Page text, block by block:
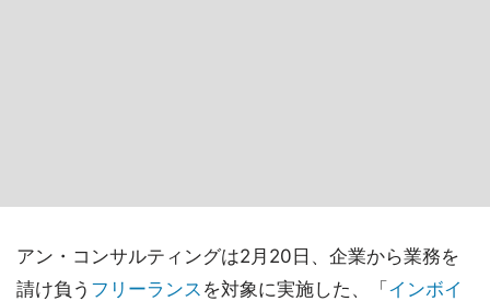
アン・コンサルティングは2月20日、企業から業務を
請け負う フリーランス を対象に実施した、「 インボイ